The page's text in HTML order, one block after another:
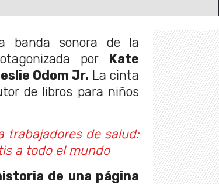
banda sonora de la
porKate
Odom Jr. La cinta
de libros para niños
trabajadores de salud:
a todo el mundo
de una página